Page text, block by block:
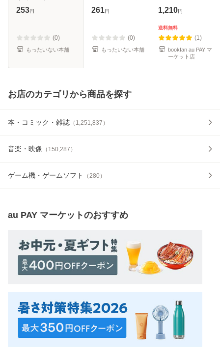
ー文庫） / 天野 か
無料】
253円
(0)
もったいない本舗
[文庫]【メール便送
261円
(0)
もったいない本舗
1,210円
送料無料
(1)
bookfan au PAY マ
ーケット店
お店のカテゴリから商品を探す
本・コミック・雑誌 （ 1,251,837 ）
音楽・映像 （ 150,287 ）
ゲーム機・ゲームソフト （280）
au PAY マーケットのおすすめ